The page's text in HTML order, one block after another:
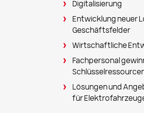
Digitalisierung
Entwicklung neuer
Geschäftsfelder
Wirtschaftliche
Fachpersonal
Lösungen und
für